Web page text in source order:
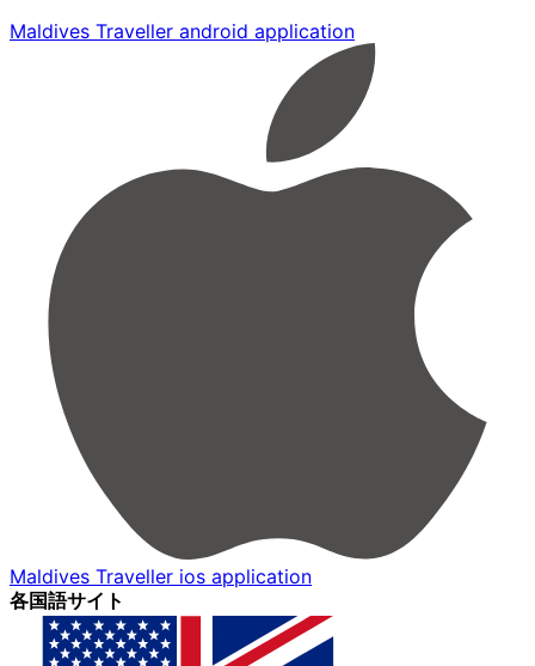
Maldives Traveller android application
Maldives Traveller ios application
各国語サイト